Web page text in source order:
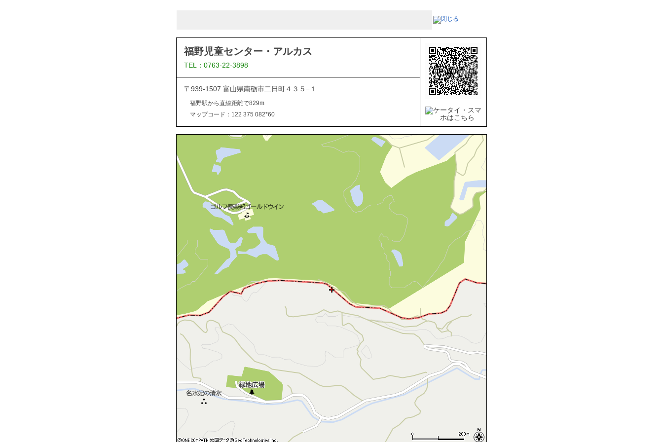
福野児童センター・アルカス
TEL：0763-22-3898
〒939-1507 富山県南砺市二日町４３５−１
福野駅から直線距離で829m
マップコード：122 375 082*60